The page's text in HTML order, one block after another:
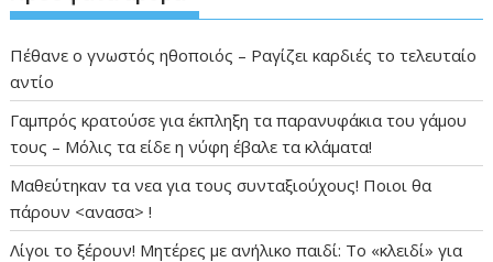
Πέθανε ο γνωστός ηθοποιός – Ραγίζει καρδιές το τελευταίο
αντίο
Γαμπρός κρατούσε για έκπληξη τα παρανυφάκια του γάμου
τους – Μόλις τα είδε η νύφη έβαλε τα κλάματα!
Μαθεύτηκαν τα νεα για τους συνταξιούχους! Ποιοι θα
πάρουν <ανασα> !
Λίγοι το ξέρουν! Μητέρες με ανήλικο παιδί: Το «κλειδί» για